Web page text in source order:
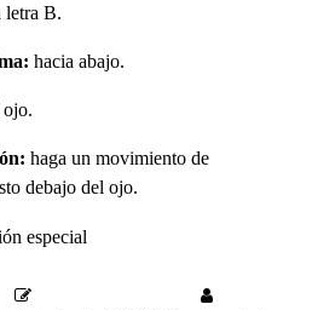
letra B.
hacia abajo.
ojo.
haga un movimiento de
debajo del ojo.
especial